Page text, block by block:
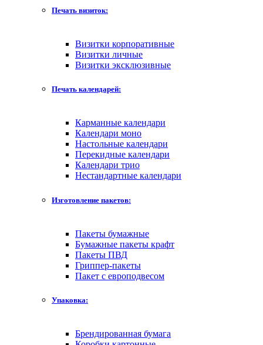
Печать визиток:
Визитки корпоративные
Визитки личные
Визитки эксклюзивные
Печать календарей:
Карманные календари
Календари моно
Настольные календари
Перекидные календари
Календари трио
Нестандартные календари
Изготовление пакетов:
Пакеты бумажные
Бумажные пакеты крафт
Пакеты ПВД
Гриппер-пакеты
Пакет с европодвесом
Упаковка:
Брендированная бумага